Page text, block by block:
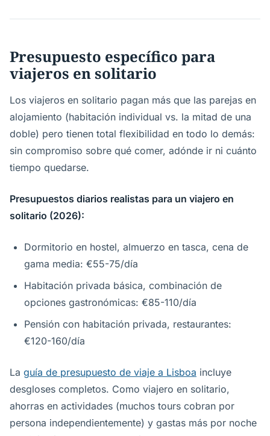
Presupuesto específico para
viajeros en solitario
Los viajeros en solitario pagan más que las parejas en
alojamiento (habitación individual vs. la mitad de una
doble) pero tienen total flexibilidad en todo lo demás:
sin compromiso sobre qué comer, adónde ir ni cuánto
tiempo quedarse.
Presupuestos diarios realistas para un viajero en
solitario (2026):
Dormitorio en hostel, almuerzo en tasca, cena de
gama media: €55-75/día
Habitación privada básica, combinación de
opciones gastronómicas: €85-110/día
Pensión con habitación privada, restaurantes:
€120-160/día
La guía de presupuesto de viaje a Lisboa incluye
desgloses completos. Como viajero en solitario,
ahorras en actividades (muchos tours cobran por
persona independientemente) y gastas más por noche